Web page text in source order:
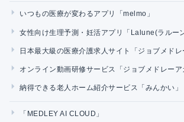
いつもの医療が変わるアプリ「melmo」
女性向け生理予測・妊活アプリ「Lalune(ラルー
日本最大級の医療介護求人サイト「ジョブメドレ
オンライン動画研修サービス「ジョブメドレーア
納得できる老人ホーム紹介サービス「みんかい」
「MEDLEY AI CLOUD」